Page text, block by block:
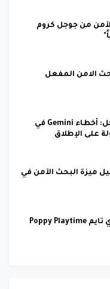
من جوجل كروم
الامن المفعل
المدير التنفيذي لجوجل: أخطاء Gemini في
على الإطلاق
ميزة البحث الآمن في
تحميل لعبة بوبي بلاي تايم Poppy Playtime